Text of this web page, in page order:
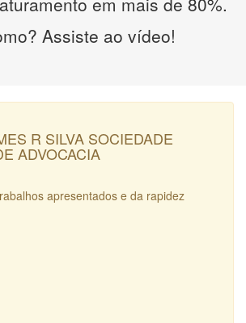
Assiste ao vídeo!
R SILVA SOCIEDADE
ADVOCACIA
apresentados e da rapidez